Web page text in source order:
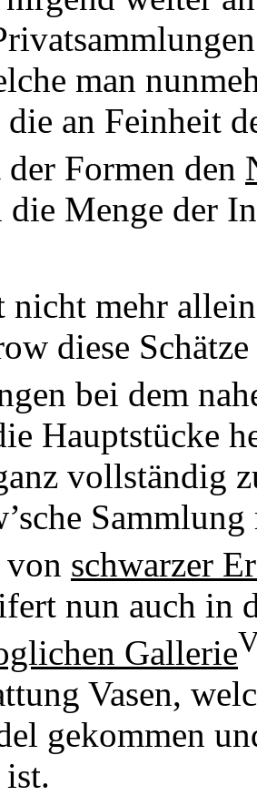
man
an Feinheit
Formen den
Menge der
nicht mehr
diese
bei dem
Hauptstücke
vollständig
schwarzer
nun auch in
Gallerie
Vasen,
gekommen